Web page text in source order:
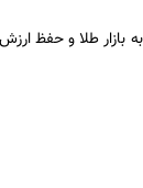
بازار طلا و حفظ